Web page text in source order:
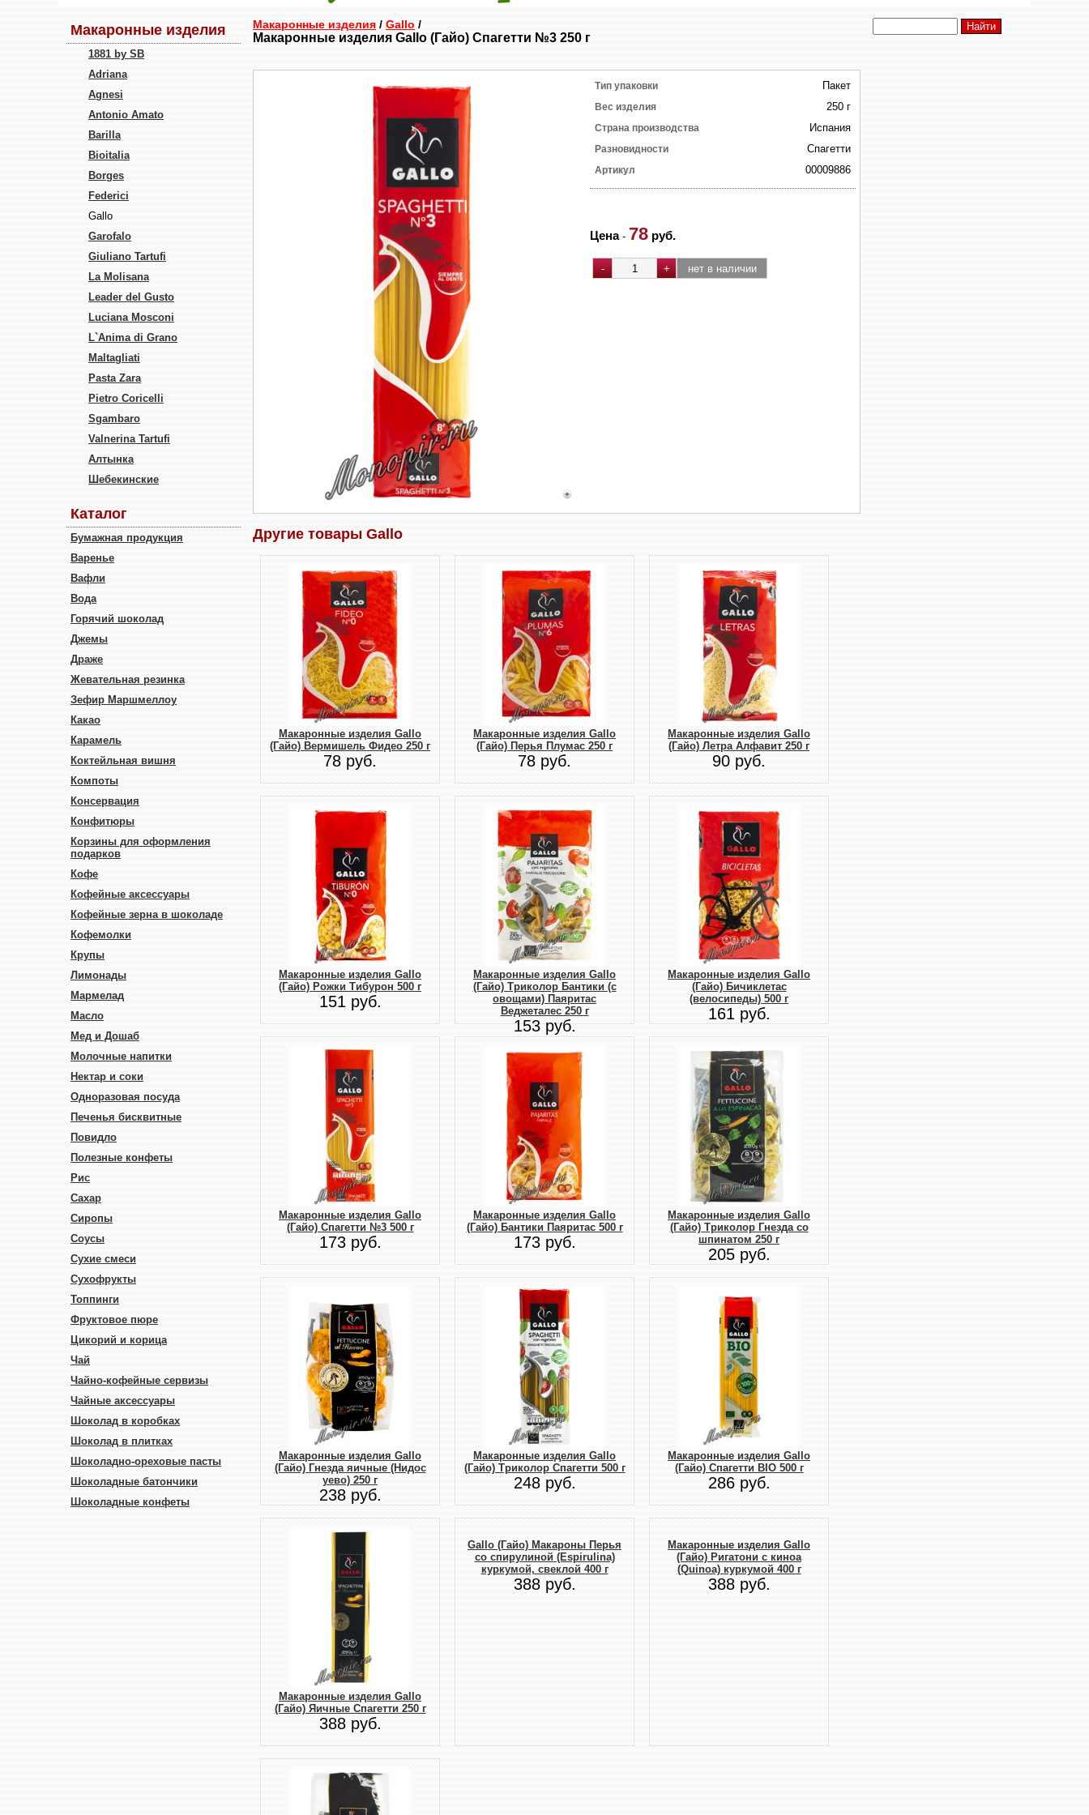
Макаронные изделия
1881 by SB
Adriana
Agnesi
Antonio Amato
Barilla
Bioitalia
Borges
Federici
Gallo
Garofalo
Giuliano Tartufi
La Molisana
Leader del Gusto
Luciana Mosconi
L`Anima di Grano
Maltagliati
Pasta Zara
Pietro Coricelli
Sgambaro
Valnerina Tartufi
Алтынка
Шебекинские
Каталог
Бумажная продукция
Варенье
Вафли
Вода
Горячий шоколад
Джемы
Драже
Жевательная резинка
Зефир Маршмеллоу
Какао
Карамель
Коктейльная вишня
Компоты
Консервация
Конфитюры
Корзины для оформления
подарков
Кофе
Кофейные аксессуары
Кофейные зерна в шоколаде
Кофемолки
Крупы
Лимонады
Мармелад
Масло
Мед и Дошаб
Молочные напитки
Нектар и соки
Одноразовая посуда
Печенья бисквитные
Повидло
Полезные конфеты
Рис
Сахар
Сиропы
Соусы
Сухие смеси
Сухофрукты
Топпинги
Фруктовое пюре
Цикорий и корица
Чай
Чайно-кофейные сервизы
Чайные аксессуары
Шоколад в коробках
Шоколад в плитках
Шоколадно-ореховые пасты
Шоколадные батончики
Шоколадные конфеты
Макаронные изделия / Gallo /
Макаронные изделия Gallo (Гайо) Спагетти №3 250 г
Тип упаковки Пакет
Вес изделия 250 г
Страна производства Испания
Разновидности Спагетти
Артикул 00009886
Цена- 78 руб.
Другие товары Gallo
Макаронные изделия Gallo
(Гайо) Вермишель Фидео 250 г
78 руб.
Макаронные изделия Gallo
(Гайо) Перья Плумас 250 г
78 руб.
Макаронные изделия Gallo
(Гайо) Летра Алфавит 250 г
90 руб.
Макаронные изделия Gallo
(Гайо) Рожки Тибурон 500 г
151 руб.
Макаронные изделия Gallo
(Гайо) Триколор Бантики (с
овощами) Паяритас
Веджеталес 250 г
153 руб.
Макаронные изделия Gallo
(Гайо) Бичиклетас
(велосипеды) 500 г
161 руб.
Макаронные изделия Gallo
(Гайо) Спагетти №3 500 г
173 руб.
Макаронные изделия Gallo
(Гайо) Бантики Паяритас 500 г
173 руб.
Макаронные изделия Gallo
(Гайо) Триколор Гнезда со
шпинатом 250 г
205 руб.
Макаронные изделия Gallo
(Гайо) Гнезда яичные (Нидос
уево) 250 г
238 руб.
Макаронные изделия Gallo
(Гайо) Триколор Спагетти 500 г
248 руб.
Макаронные изделия Gallo
(Гайо) Спагетти BIO 500 г
286 руб.
Макаронные изделия Gallo
(Гайо) Яичные Спагетти 250 г
388 руб.
Gallo (Гайо) Макароны Перья
со спирулиной (Espirulina)
куркумой, свеклой 400 г
388 руб.
Макаронные изделия Gallo
(Гайо) Ригатони с киноа
(Quinoa) куркумой 400 г
388 руб.